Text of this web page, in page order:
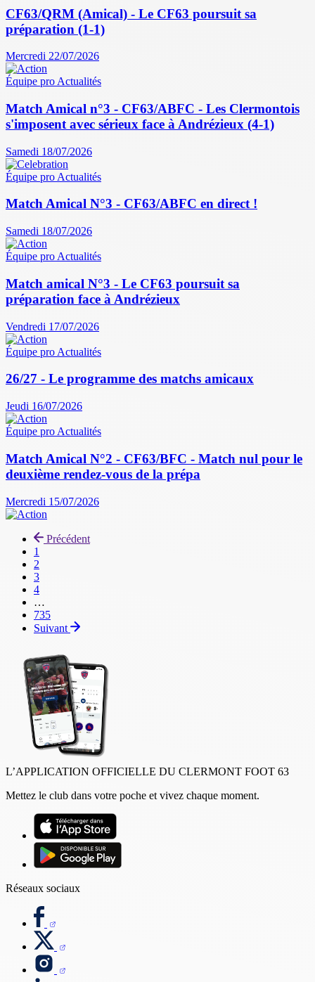
CF63/QRM (Amical) - Le CF63 poursuit sa
préparation (1-1)
Mercredi 22/07/2026
Équipe pro Actualités
Match Amical n°3 - CF63/ABFC - Les Clermontois
s'imposent avec sérieux face à Andrézieux (4-1)
Samedi 18/07/2026
Équipe pro Actualités
Match Amical N°3 - CF63/ABFC en direct !
Samedi 18/07/2026
Équipe pro Actualités
Match amical N°3 - Le CF63 poursuit sa
préparation face à Andrézieux
Vendredi 17/07/2026
Équipe pro Actualités
26/27 - Le programme des matchs amicaux
Jeudi 16/07/2026
Équipe pro Actualités
Match Amical N°2 - CF63/BFC - Match nul pour le
deuxième rendez-vous de la prépa
Mercredi 15/07/2026
Précédent
Page
courante
1
Page
2
Page
3
Page
4
…
Dernière
page
735
Suivant
L’APPLICATION OFFICIELLE DU CLERMONT FOOT 63
Mettez le club dans votre poche et vivez chaque moment.
Réseaux sociaux